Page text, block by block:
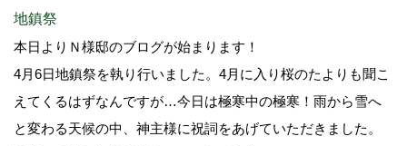
地鎮祭
本日よりＮ様邸のブログが始まります！
4月6日地鎮祭を執り行いました。4月に入り桜のたよりも聞こ
えてくるはずなんですが…今日は極寒中の極寒！雨から雪へ
と変わる天候の中、神主様に祝詞をあげていただきました。